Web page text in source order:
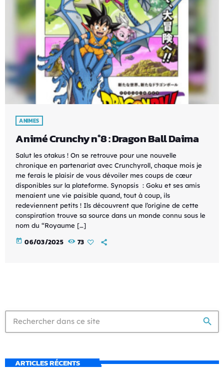
ANIMES
Animé Crunchy n°8 : Dragon Ball Daima
Salut les otakus ! On se retrouve pour une nouvelle
chronique en partenariat avec Crunchyroll, chaque mois je
me ferais le plaisir de vous dévoiler mes coups de cœur
disponibles sur la plateforme. Synopsis : Goku et ses amis
menaient une vie paisible quand, tout à coup, ils
redeviennent petits ! Ils découvrent que l’origine de cette
conspiration trouve sa source dans un monde connu sous le
nom du “Royaume […]
today 06/03/2025 73
search
ARTICLES RÉCENTS